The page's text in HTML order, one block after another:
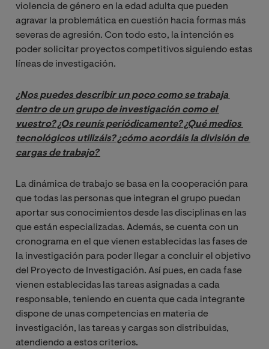
violencia de género en la edad adulta que pueden
agravar la problemática en cuestión hacia formas más
severas de agresión. Con todo esto, la intención es
poder solicitar proyectos competitivos siguiendo estas
líneas de investigación.
¿Nos puedes describir un poco como se trabaja
dentro de un grupo de investigación como el
vuestro? ¿Os reunís periódicamente? ¿Qué medios
tecnológicos utilizáis? ¿cómo acordáis la división de
cargas de trabajo?
La dinámica de trabajo se basa en la cooperación para
que todas las personas que integran el grupo puedan
aportar sus conocimientos desde las disciplinas en las
que están especializadas. Además, se cuenta con un
cronograma en el que vienen establecidas las fases de
la investigación para poder llegar a concluir el objetivo
del Proyecto de Investigación. Así pues, en cada fase
vienen establecidas las tareas asignadas a cada
responsable, teniendo en cuenta que cada integrante
dispone de unas competencias en materia de
investigación, las tareas y cargas son distribuidas,
atendiendo a estos criterios.